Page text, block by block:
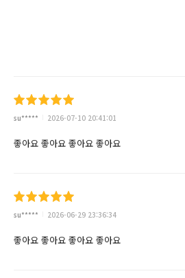
su***** 2026-07-10 20:41:01
좋아요 좋아요 좋아요 좋아요
su***** 2026-06-29 23:36:34
좋아요 좋아요 좋아요 좋아요